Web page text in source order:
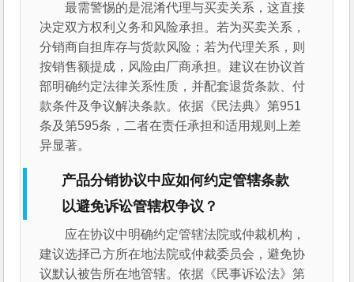
最需警惕的是混淆代理与买卖关系，这直接
决定双方权利义务和风险承担。若为买卖关系，
分销商自担库存与货款风险；若为代理关系，则
按销售额提成，风险由厂商承担。建议在协议首
部明确约定法律关系性质，并配套退货条款、付
款条件及争议解决条款。依据《民法典》第951
条及第595条，二者在责任承担和适用规则上差
异显著。
产品分销协议中应如何约定管辖条款
以避免诉讼管辖权争议？
应在协议中明确约定管辖法院或仲裁机构，
建议选择己方所在地法院或仲裁委员会，避免协
议默认被告所在地管辖。依据《民事诉讼法》第